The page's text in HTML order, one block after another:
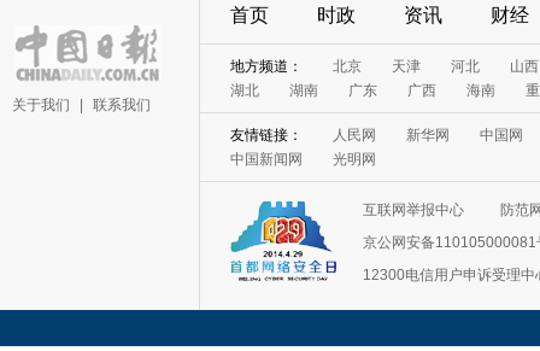
关于我们 联系我们
首页 时政 资讯 财经
地方频道： 北京 天津 河北
山西
湖北
湖南 广东 广西 海南
友情链接： 人民网 新华网
中国网
中国新闻网
光明网
互联网举报中心
防范
京公网安备110105000081
12300电信用户申诉受理中